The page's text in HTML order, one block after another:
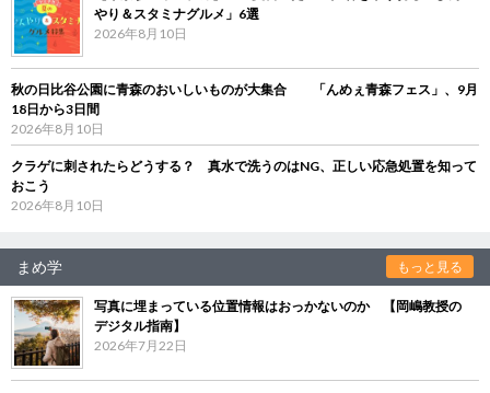
やり＆スタミナグルメ」6選
2026年8月10日
秋の日比谷公園に青森のおいしいものが大集合 「んめぇ青森フェス」、9月
18日から3日間
2026年8月10日
クラゲに刺されたらどうする？ 真水で洗うのはNG、正しい応急処置を知って
おこう
2026年8月10日
まめ学 もっと見る
写真に埋まっている位置情報はおっかないのか 【岡嶋教授の
デジタル指南】
2026年7月22日